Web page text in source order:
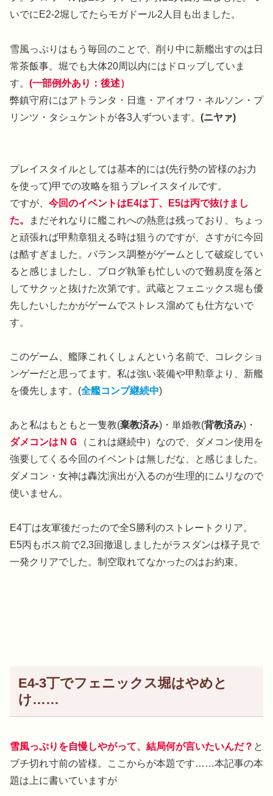
いでにE2-2堀してたらモガドール2人目も出ました。
雪風っぷりはもう毎回のことで、削り中に新艦出すのは日
常茶飯事。堀でも大体20周以内にはドロップしていま
す。 (一部例外あり：後述）
弊鎮守府にはアトランタ・日進・アイオワ・ネルソン・プ
リンツ・タシュケントが各3人ずついます。 (ニヤァ)
プレイスタイルとしては基本的には(先行勢の皆様のお力
を使って)甲での攻略を狙うプレイスタイルです。
ですが、 今回のイベントはE4は丁、E5は丙で抜けまし
た。
まだそれなりに艦これへの熱意は残っており、ちょっ
と頑張れば甲勲章狙える時は狙うのですが、さすがに今回
は酷すぎました。バランス調整がゲームとして破綻してい
ると感じましたし、ブログ執筆も忙しいので難易度を落と
してサクッと抜けた次第です。武蔵とフェニックス堀も優
先したいしたかがゲームでストレス溜めても仕方ないで
す。
このゲーム、艦隊これくしょんという名前で、コレクショ
ンゲーだと思ってます。私は強い装備や甲勲章より、新艦
を優先します。(全艦コンプ継続中)
あと私はもともと一隻教(棄教済み)・単婚教(背教済み)・
ダメコンはＮＧ
（これは継続中）なので、ダメコン使用を
強要してくる今回のイベントは無しだな、と感じました。
ダメコン・女神は轟沈演出が入るのが生理的にムリなので
使いません。
E4丁は友軍後だったので全S勝利のストレートクリア。
E5丙もボス前で2,3回撤退しましたがラスダンは様子見で
一発クリアでした。制空取れてなかったのはお約束。
E4-3丁でフェニックス堀はやめと
け……
雪風っぷりを自慢しやがって、結局何が言いたいんだ？ と
ブチ切れ寸前の皆様。ここからが本題です……本記事の本
題は上に書いていますが